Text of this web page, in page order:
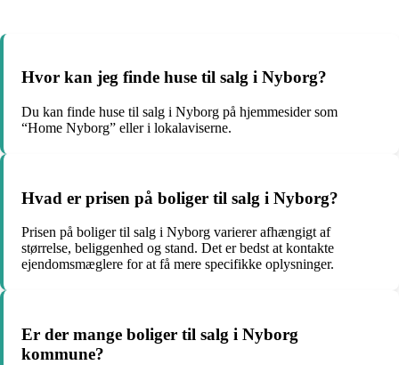
Hvor kan jeg finde huse til salg i Nyborg?
Du kan finde huse til salg i Nyborg på hjemmesider som
“Home Nyborg” eller i lokalaviserne.
Hvad er prisen på boliger til salg i Nyborg?
Prisen på boliger til salg i Nyborg varierer afhængigt af
størrelse, beliggenhed og stand. Det er bedst at kontakte
ejendomsmæglere for at få mere specifikke oplysninger.
Er der mange boliger til salg i Nyborg
kommune?